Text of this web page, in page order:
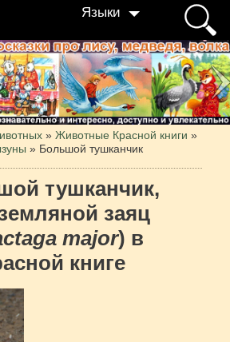
Языки
» Животные Красной книги »
» Большой тушканчик
тушканчик,
заяц
major) в
книге